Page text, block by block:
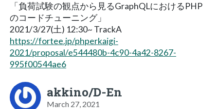
「負荷試験の観点から見るGraphQLにおけるPHP
のコードチューニング」
2021/3/27(土) 12:30~ TrackA
https://fortee.jp/phperkaigi-
2021/proposal/e544480b-4c90-4a42-8267-
995f00544ae6
akkino/D-En
March 27, 2021